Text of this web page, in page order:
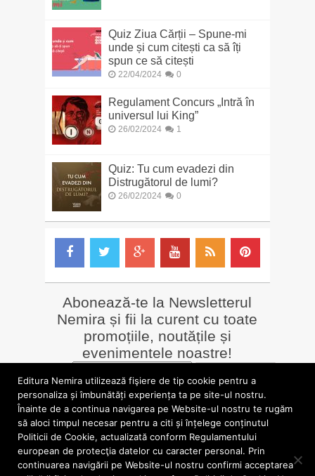
Quiz Ziua Cărții – Spune-mi
unde și cum citești ca să îți
spun ce să citești
22/04/2024 0
Regulament Concurs „Intră în
universul lui King”
26/02/2024 1
Quiz: Tu cum evadezi din
Distrugătorul de lumi?
26/02/2024 0
Abonează-te la Newsletterul
Nemira și fii la curent cu toate
promoțiile, noutățile și
evenimentele noastre!
LIBRĂRII online
» Librăria Online Nemira
Nemi
Alte siteuri
»Nemira Media
»
Valentin Nicolau
Editura Nemira utilizează fişiere de tip cookie pentru a
personaliza și îmbunătăți experiența ta pe site-ul nostru.
Înainte de a continua navigarea pe Website-ul nostru te rugăm
să aloci timpul necesar pentru a citi și înțelege conținutul
Politicii de Cookie, actualizată conform Regulamentului
european de protecţia datelor cu caracter personal. Prin
continuarea navigării pe Website-ul nostru confirmi acceptarea